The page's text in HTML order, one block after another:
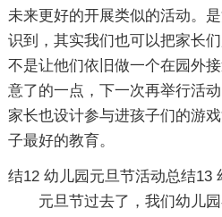
未来更好的开展类似的活动。
识到，其实我们也可以把家长
不是让他们依旧做一个在园外
意了的一点，下一次再举行活
家长也设计参与进孩子们的游
子最好的教育。
结12
元旦节过去了，我们幼儿
幼儿园元旦节活动总结13